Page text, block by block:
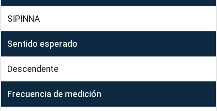
SIPINNA
Sentido esperado
Descendente
Frecuencia de medición